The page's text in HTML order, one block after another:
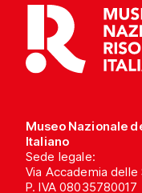
Museo Nazionale
Italiano
Sede legale:
Via Accademia delle
P. IVA 08035780017